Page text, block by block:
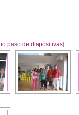
paso de diapositivas]